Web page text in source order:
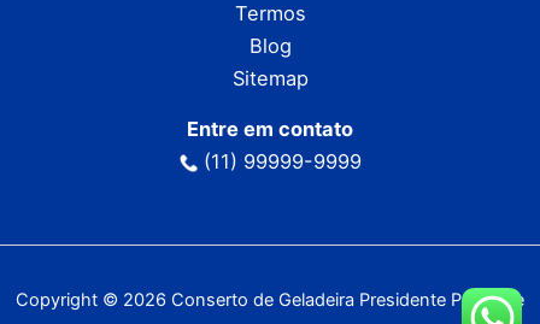
Termos
Blog
Sitemap
Entre em contato
(11) 99999-9999
Copyright © 2026 Conserto de Geladeira Presidente Prudente